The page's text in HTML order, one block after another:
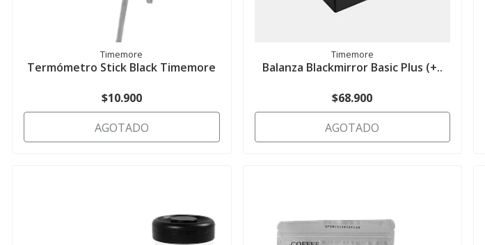
Timemore
Termómetro Stick Black Timemore
$10.900
AGOTADO
Timemore
Balanza Blackmirror Basic Plus (+..
$68.900
AGOTADO